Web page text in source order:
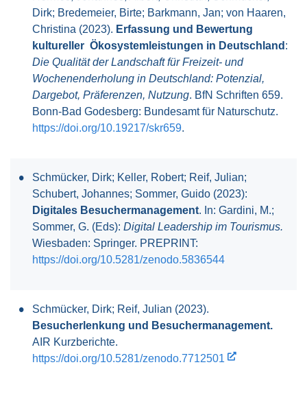
Dirk; Bredemeier, Birte; Barkmann, Jan; von Haaren,
Christina (2023). Erfassung und Bewertung
kultureller Ökosystemleistungen in Deutschland :
Die Qualität der Landschaft für Freizeit- und
Wochenenderholung in Deutschland: Potenzial,
Dargebot, Präferenzen, Nutzung. BfN Schriften 659.
Bonn-Bad Godesberg: Bundesamt für Naturschutz.
https://doi.org/10.19217/skr659.
Schmücker, Dirk; Keller, Robert; Reif, Julian;
Schubert, Johannes; Sommer, Guido (2023):
Digitales Besuchermanagement. In: Gardini, M.;
Sommer, G. (Eds): Digital Leadership im Tourismus.
Wiesbaden: Springer. PREPRINT:
https://doi.org/10.5281/zenodo.5836544
Schmücker, Dirk; Reif, Julian (2023).
Besucherlenkung und Besuchermanagement.
AIR Kurzberichte.
https://doi.org/10.5281/zenodo.7712501